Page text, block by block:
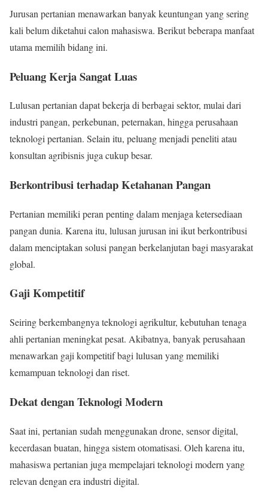
Jurusan pertanian menawarkan banyak keuntungan yang sering
kali belum diketahui calon mahasiswa. Berikut beberapa manfaat
utama memilih bidang ini.
Peluang Kerja Sangat Luas
Lulusan pertanian dapat bekerja di berbagai sektor, mulai dari
industri pangan, perkebunan, peternakan, hingga perusahaan
teknologi pertanian. Selain itu, peluang menjadi peneliti atau
konsultan agribisnis juga cukup besar.
Berkontribusi terhadap Ketahanan Pangan
Pertanian memiliki peran penting dalam menjaga ketersediaan
pangan dunia. Karena itu, lulusan jurusan ini ikut berkontribusi
dalam menciptakan solusi pangan berkelanjutan bagi masyarakat
global.
Gaji Kompetitif
Seiring berkembangnya teknologi agrikultur, kebutuhan tenaga
ahli pertanian meningkat pesat. Akibatnya, banyak perusahaan
menawarkan gaji kompetitif bagi lulusan yang memiliki
kemampuan teknologi dan riset.
Dekat dengan Teknologi Modern
Saat ini, pertanian sudah menggunakan drone, sensor digital,
kecerdasan buatan, hingga sistem otomatisasi. Oleh karena itu,
mahasiswa pertanian juga mempelajari teknologi modern yang
relevan dengan era industri digital.